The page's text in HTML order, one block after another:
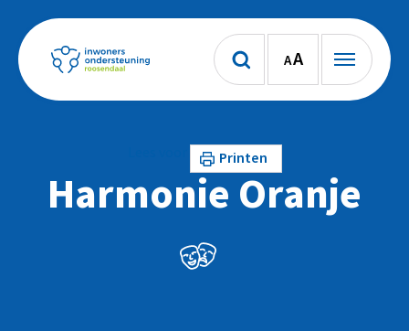
AA
Printen
Harmonie Oranje